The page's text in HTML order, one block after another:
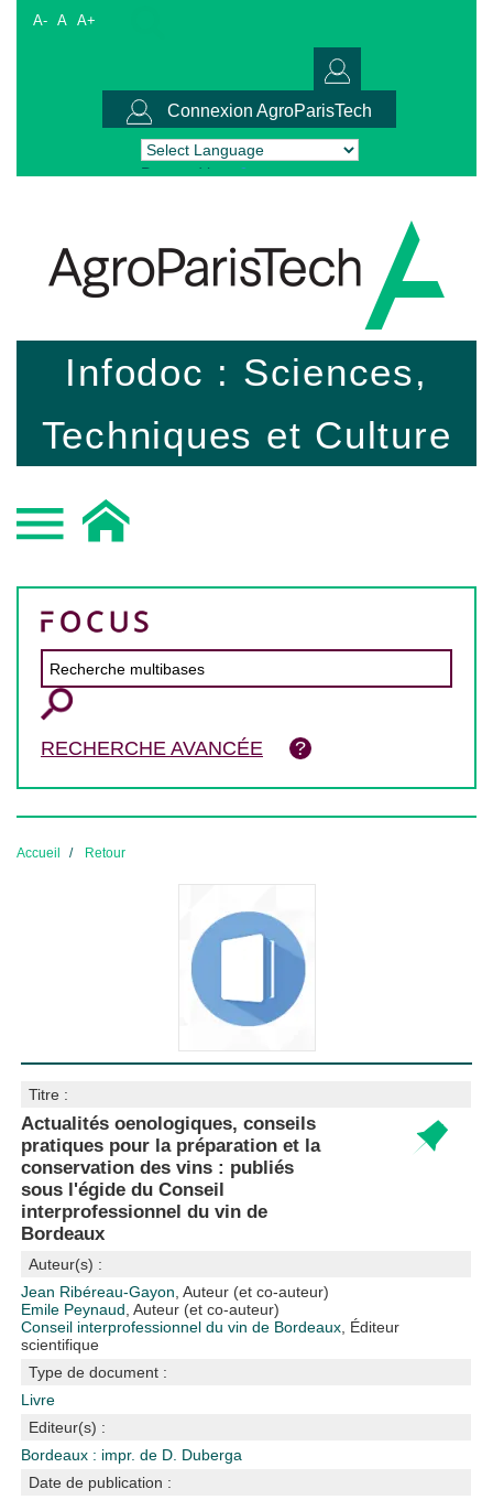
A- A A+
Connexion AgroParisTech
Powered by Translate
Infodoc : Sciences,
Techniques et Culture
RECHERCHE AVANCÉE
Accueil Retour
Titre :
Actualités oenologiques, conseils
pratiques pour la préparation et la
conservation des vins : publiés
sous l'égide du Conseil
interprofessionnel du vin de
Bordeaux
Auteur(s) :
Jean Ribéreau-Gayon , Auteur (et co-auteur)
Emile Peynaud , Auteur (et co-auteur)
Conseil interprofessionnel du vin de Bordeaux , Éditeur
scientifique
Type de document :
Livre
Editeur(s) :
Bordeaux : impr. de D. Duberga
Date de publication :